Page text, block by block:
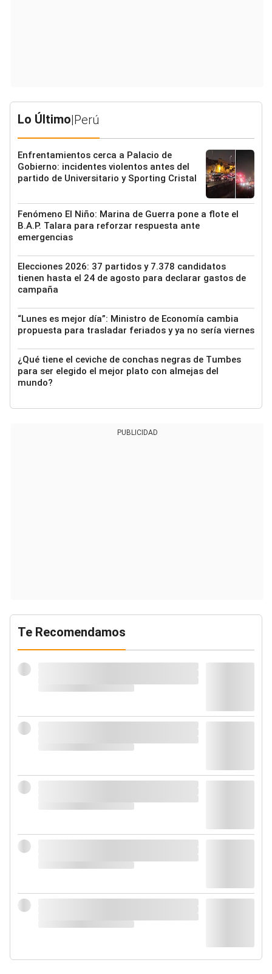
Lo Último|Perú
Enfrentamientos cerca a Palacio de
Gobierno: incidentes violentos antes del
partido de Universitario y Sporting Cristal
Fenómeno El Niño: Marina de Guerra pone a flote el
B.A.P. Talara para reforzar respuesta ante
emergencias
Elecciones 2026: 37 partidos y 7.378 candidatos
tienen hasta el 24 de agosto para declarar gastos de
campaña
“Lunes es mejor día”: Ministro de Economía cambia
propuesta para trasladar feriados y ya no sería viernes
¿Qué tiene el ceviche de conchas negras de Tumbes
para ser elegido el mejor plato con almejas del
mundo?
PUBLICIDAD
Te Recomendamos